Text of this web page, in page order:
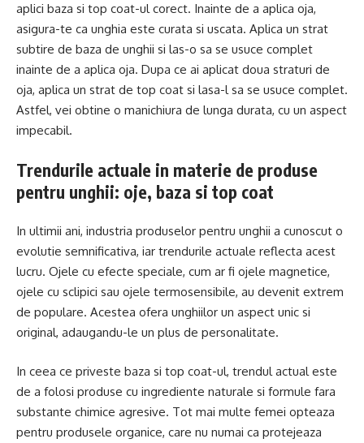
aplici baza si top coat-ul corect. Inainte de a aplica oja,
asigura-te ca unghia este curata si uscata. Aplica un strat
subtire de baza de unghii si las-o sa se usuce complet
inainte de a aplica oja. Dupa ce ai aplicat doua straturi de
oja, aplica un strat de top coat si lasa-l sa se usuce complet.
Astfel, vei obtine o manichiura de lunga durata, cu un aspect
impecabil.
Trendurile actuale in materie de produse
pentru unghii: oje, baza si top coat
In ultimii ani, industria produselor pentru unghii a cunoscut o
evolutie semnificativa, iar trendurile actuale reflecta acest
lucru. Ojele cu efecte speciale, cum ar fi ojele magnetice,
ojele cu sclipici sau ojele termosensibile, au devenit extrem
de populare. Acestea ofera unghiilor un aspect unic si
original, adaugandu-le un plus de personalitate.
In ceea ce priveste baza si top coat-ul, trendul actual este
de a folosi produse cu ingrediente naturale si formule fara
substante chimice agresive. Tot mai multe femei opteaza
pentru produsele organice, care nu numai ca protejeaza